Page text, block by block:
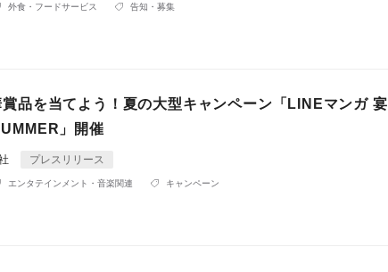
外食・フードサービス 告知・募集
品を当てよう！夏の大型キャンペーン「LINEマンガ 宴
」開催
プレスリリース
エンタテインメント・音楽関連 キャンペーン